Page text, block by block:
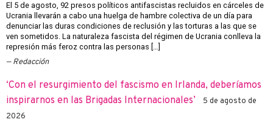
El 5 de agosto, 92 presos políticos antifascistas recluidos en cárceles de
Ucrania llevarán a cabo una huelga de hambre colectiva de un día para
denunciar las duras condiciones de reclusión y las torturas a las que se
ven sometidos. La naturaleza fascista del régimen de Ucrania conlleva la
represión más feroz contra las personas […]
Redacción
‘Con el resurgimiento del fascismo en Irlanda, deberíamos
inspirarnos en las Brigadas Internacionales’
5 de agosto de
2026